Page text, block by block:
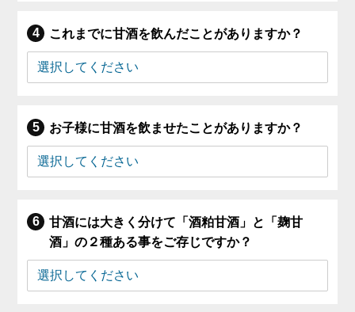
これまでに甘酒を飲んだことがありますか？
お子様に甘酒を飲ませたことがありますか？
甘酒には大きく分けて「酒粕甘酒」と「麹甘
酒」の２種ある事をご存じですか？